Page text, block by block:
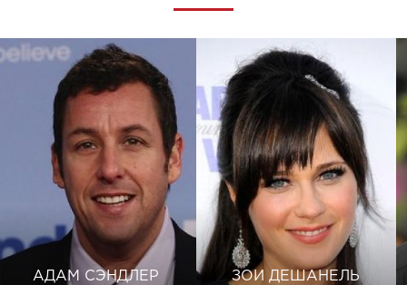
АДАМ СЭНДЛЕР ЗОИ ДЕШАНЕЛЬ